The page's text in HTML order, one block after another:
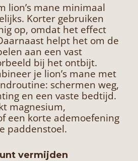
lion’s mane minimaal
Korter gebruiken
op, omdat het effect
helpt het om de
aan een vast
bij het ontbijt.
je lion’s mane met
schermen weg,
en een vaste bedtijd.
magnesium,
een korte ademoefening
paddenstoel.
vermijden